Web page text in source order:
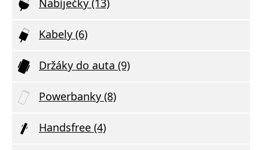
Kabely (6)
Držáky do auta (9)
Powerbanky (8)
Handsfree (4)